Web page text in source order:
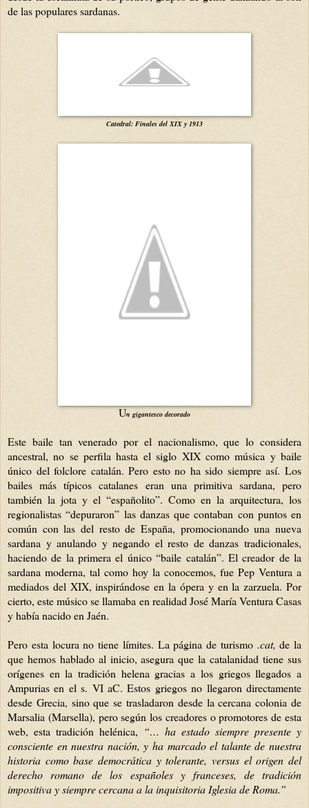
de las populares sardanas.
Catedral: Finales del XIX y 1913
Un gigantesco decorado
Este baile tan venerado por el nacionalismo, que lo considera
ancestral, no se perfila hasta el siglo XIX como música y baile
único del folclore catalán. Pero esto no ha sido siempre así. Los
bailes más típicos catalanes eran una primitiva sardana, pero
también la jota y el “españolito”. Como en la arquitectura, los
regionalistas “depuraron” las danzas que contaban con puntos en
común con las del resto de España, promocionando una nueva
sardana y anulando y negando el resto de danzas tradicionales,
haciendo de la primera el único “baile catalán”. El creador de la
sardana moderna, tal como hoy la conocemos, fue Pep Ventura a
mediados del XIX, inspirándose en la ópera y en la zarzuela. Por
cierto, este músico se llamaba en realidad José María Ventura Casas
y había nacido en Jaén.
Pero esta locura no tiene límites. La página de turismo .cat,de la
que hemos hablado al inicio, asegura que la catalanidad tiene sus
orígenes en la tradición helena gracias a los griegos llegados a
Ampurias en el s. VI aC. Estos griegos no llegaron directamente
desde Grecia, sino que se trasladaron desde la cercana colonia de
Marsalia (Marsella), pero según los creadores o promotores de esta
web, esta tradición helénica, “… ha estado siempre presente y
consciente en nuestra nación, y ha marcado el talante de nuestra
historia como base democrática y tolerante, versus el origen del
derecho romano de los españoles y franceses, de tradición
impositiva y siempre cercana a la inquisitoria Iglesia de Roma.”